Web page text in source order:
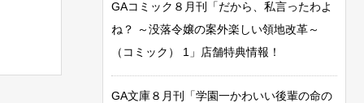
GAコミック８月刊「だから、私言ったわよ
ね？ ～没落令嬢の案外楽しい領地改革～
（コミック） 1」店舗特典情報！
GA文庫８月刊「学園一かわいい後輩の命の